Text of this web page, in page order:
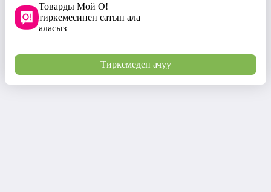
Товарды Мой О!
тиркемесинен сатып ала
аласыз
Тиркемеден ачуу